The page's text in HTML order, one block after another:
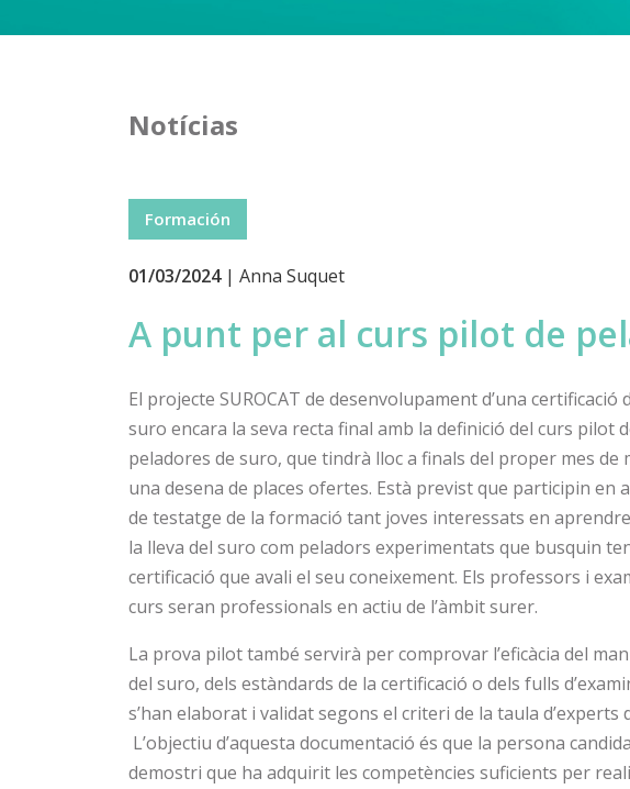
Notícias
Formación
01/03/2024| Anna Suquet
A punt per al curs pilot de
El projecte SUROCAT de desenvolupament d’una certificació
suro encara la seva recta final amb la definició del curs pilot
peladores de suro, que tindrà lloc a finals del proper mes de
una desena de places ofertes. Està previst que participin en
de testatge de la formació tant joves interessats en
la lleva del suro com peladors experimentats que busquin
certificació que avali el seu coneixement. Els professors i
curs seran professionals en actiu de l’àmbit surer.
La prova pilot també servirà per comprovar l’eficàcia del
del suro, dels estàndards de la certificació o dels fulls
s’han elaborat i validat segons el criteri de la taula d’experts
L’objectiu d’aquesta documentació és que la persona
demostri que ha adquirit les competències suficients per